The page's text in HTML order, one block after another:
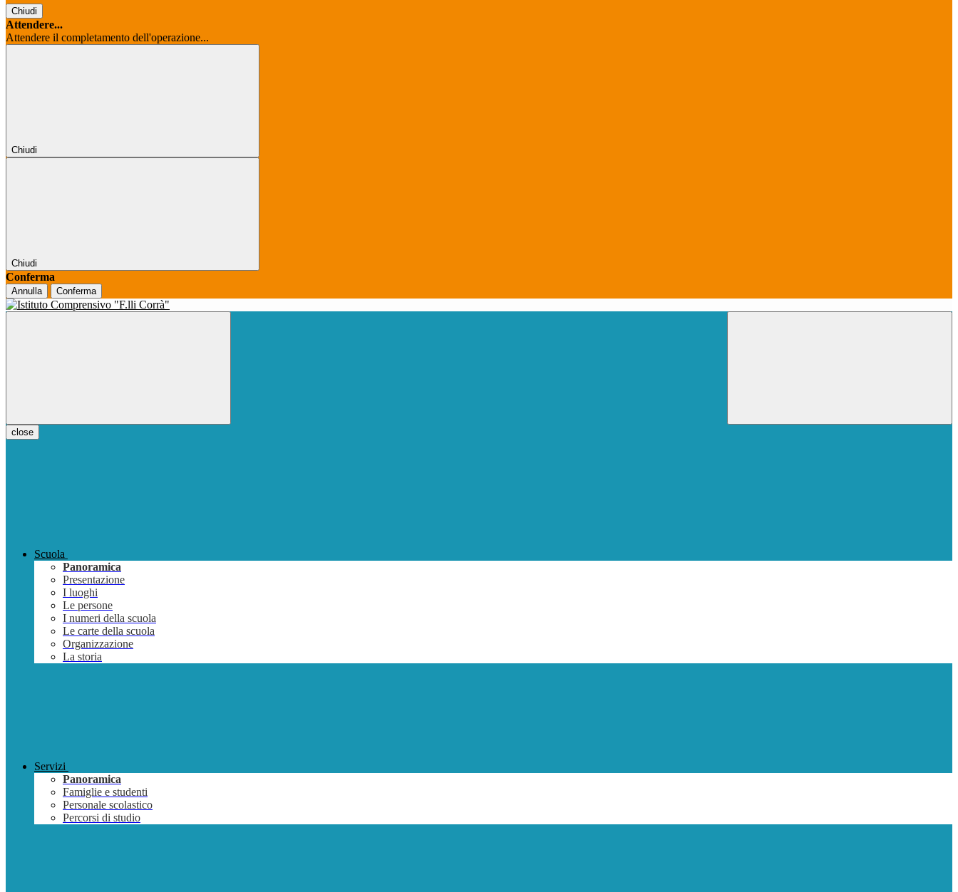
Chiudi
Attendere...
Attendere il completamento dell'operazione...
Chiudi
Chiudi
Conferma
Annulla Conferma
close
Scuola
Panoramica
Presentazione
I luoghi
Le persone
I numeri della scuola
Le carte della scuola
Organizzazione
La storia
Servizi
Panoramica
Famiglie e studenti
Personale scolastico
Percorsi di studio